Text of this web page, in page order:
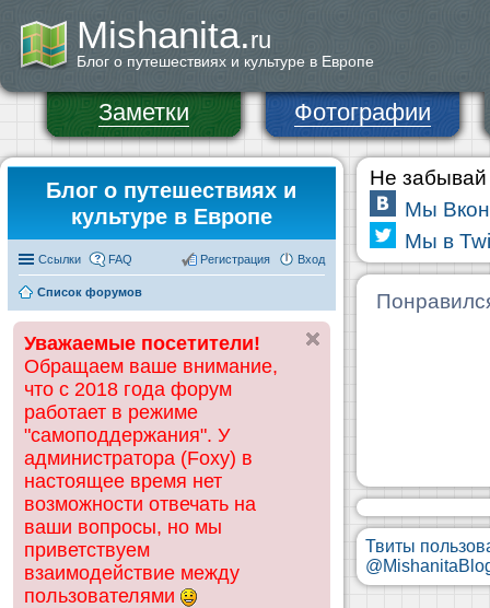
Mishanita.ru
Блог о путешествиях и культуре в Европе
Заметки Фотографии
Блог о путешествиях и
культуре в Европе
Ссылки FAQ Вход
Регистрация
Список форумов
Уважаемые посетители!
Обращаем ваше внимание,
что с 2018 года форум
работает в режиме
"самоподдержания". У
администратора (Foxy) в
настоящее время нет
возможности отвечать на
ваши вопросы, но мы
приветствуем
взаимодействие между
пользователями
Не забывай
Мы
Мы в
Твиты